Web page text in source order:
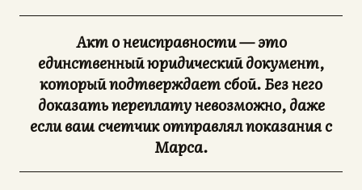
Акт о неисправности — это
единственный юридический документ,
который подтверждает сбой. Без него
доказать переплату невозможно, даже
если ваш счетчик отправлял показания с
Марса.